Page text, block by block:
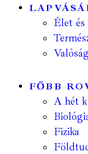
Élet és
Valóság
FŐBB
A hét
Fizika